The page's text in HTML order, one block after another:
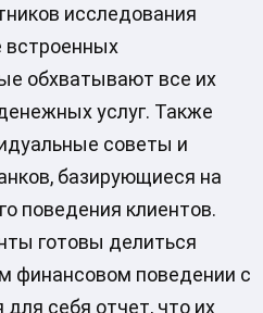
исследования
встроенных
обхватывают все их
услуг. Также
советы и
базирующиеся на
поведения клиентов.
готовы делиться
финансовом поведении с
себя отчет, что их